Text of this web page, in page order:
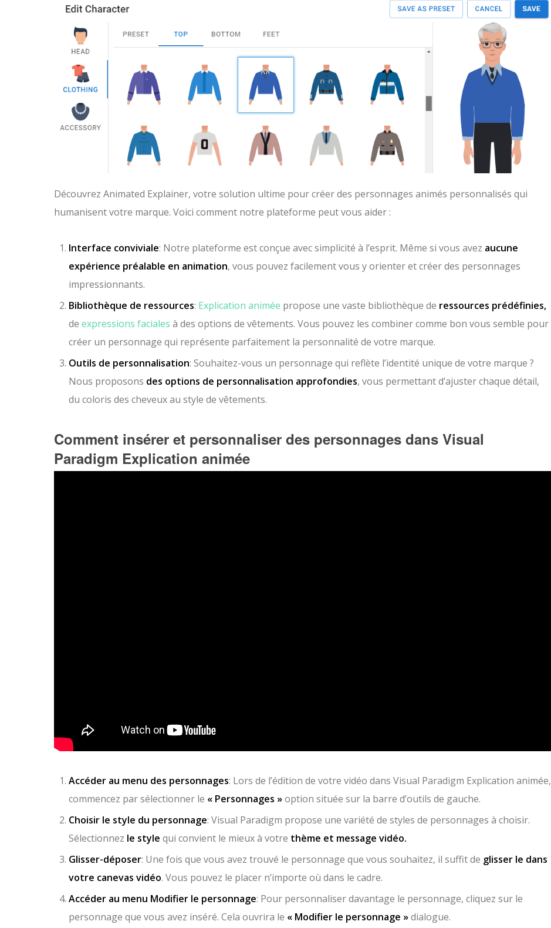
Découvrez Animated Explainer, votre solution ultime pour créer des personnages animés personnalisés qui
humanisent votre marque. Voici comment notre plateforme peut vous aider :
Interface conviviale: Notre plateforme est conçue avec simplicité à l’esprit. Même si vous avez aucune
expérience préalable en animation, vous pouvez facilement vous y orienter et créer des personnages
impressionnants.
Bibliothèque de ressources: Explication animée propose une vaste bibliothèque de ressources prédéfinies,
de expressions faciales à des options de vêtements. Vous pouvez les combiner comme bon vous semble pour
créer un personnage qui représente parfaitement la personnalité de votre marque.
Outils de personnalisation: Souhaitez-vous un personnage qui reflète l’identité unique de votre marque ?
Nous proposons des options de personnalisation approfondies, vous permettant d’ajuster chaque détail,
du coloris des cheveux au style de vêtements.
Comment insérer et personnaliser des personnages dans Visual
Paradigm Explication animée
Accéder au menu des personnages: Lors de l’édition de votre vidéo dans Visual Paradigm Explication animée,
commencez par sélectionner le « Personnages »option située sur la barre d’outils de gauche.
Choisir le style du personnage: Visual Paradigm propose une variété de styles de personnages à choisir.
Sélectionnez le style qui convient le mieux à votre thème et message vidéo.
Glisser-déposer: Une fois que vous avez trouvé le personnage que vous souhaitez, il suffit de glisser le dans
votre canevas vidéo. Vous pouvez le placer n’importe où dans le cadre.
Accéder au menu Modifier le personnage: Pour personnaliser davantage le personnage, cliquez sur le
personnage que vous avez inséré. Cela ouvrira le « Modifier le personnage »dialogue.